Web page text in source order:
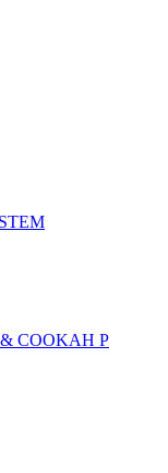
COOKAH P